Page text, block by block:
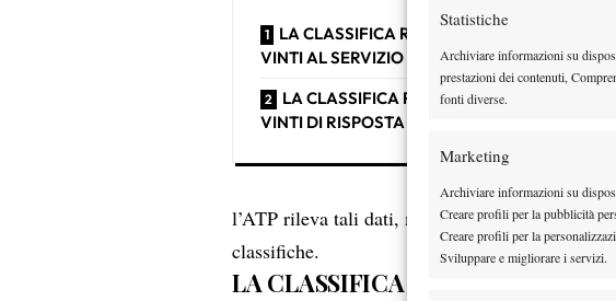
Statistiche
Archiviare informazioni su
prestazioni dei contenuti,
fonti diverse.
Marketing
Archiviare informazioni su
Creare profili per la pubblicità
Creare profili per la
Sviluppare e migliorare i servizi.
LA CLASSIFICA RELATIVA AI GAME
VINTI AL SERVIZIO
LA CLASSIFICA RELATIVA AI GAME
VINTI DI RISPOSTA
l’ATP rileva tali dati, mai nessun tennista ha
classifiche.
LA CLASSIFICA RELATIVA AI